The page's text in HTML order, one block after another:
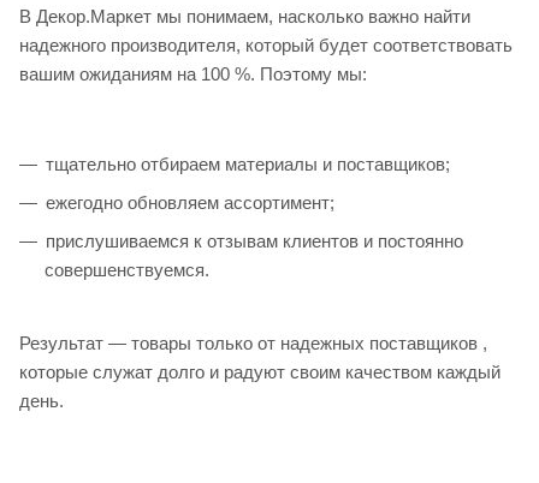
В Декор.Маркет мы понимаем, насколько важно найти
надежного производителя, который будет соответствовать
вашим ожиданиям на 100 %. Поэтому мы:
тщательно отбираем материалы и поставщиков;
ежегодно обновляем ассортимент;
прислушиваемся к отзывам клиентов и постоянно
совершенствуемся.
Результат — товары только от надежных поставщиков ,
которые служат долго и радуют своим качеством каждый
день.